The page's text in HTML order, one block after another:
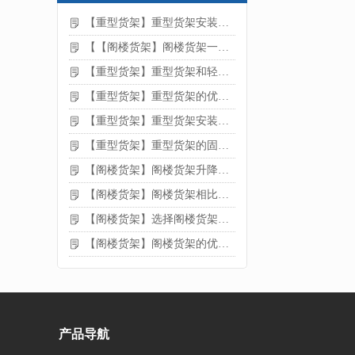
【重型货架】重型货架安装注意事项
【【阁楼货架】阁楼货架一般有哪些用途
【重型货架】重型货架和轻型货架的区别是什么
【重型货架】重型货架的优缺点
【重型货架】重型货架安装需要注意什么？
【重型货架】重型货架的固定方法
【阁楼货架】阁楼货架升降机需要注意哪些
【阁楼货架】阁楼货架相比传统货架的优势是什么
【阁楼货架】选择阁楼货架的好处？
【阁楼货架】阁楼货架的优点是什么
产品导航